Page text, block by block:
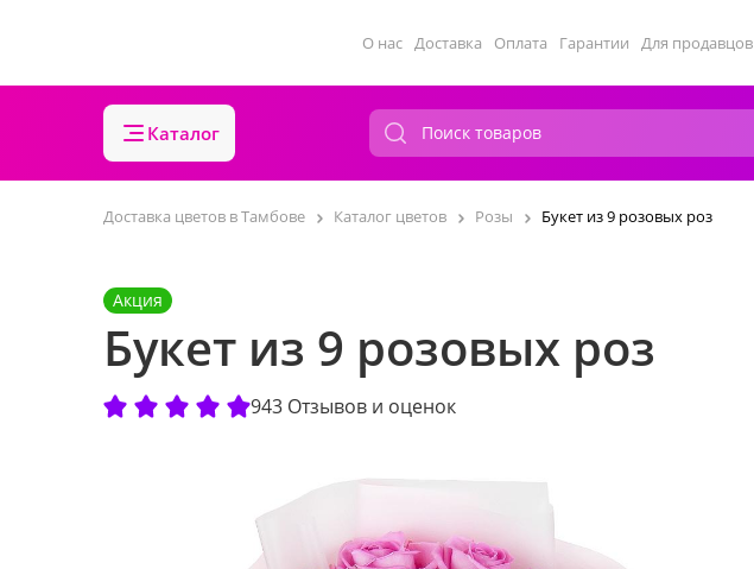
О нас Доставка Оплата Гарантии Для продавцов
Каталог
Доставка цветов в Тамбове Каталог цветов Розы Букет из 9 розовых роз
Акция
Букет из 9 розовых роз
943 Отзывов и оценок